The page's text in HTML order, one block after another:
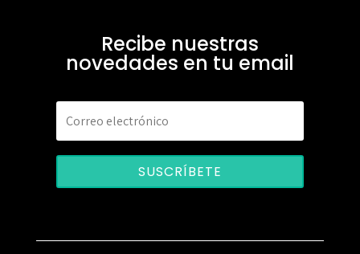
Recibe nuestras
novedades en tu email
SUSCRÍBETE